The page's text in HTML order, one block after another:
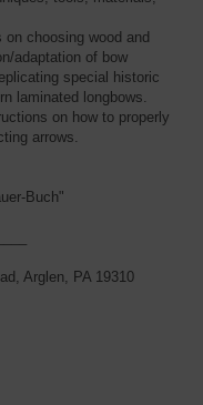
choosing wood and
adaptation of bow
special historic
laminated longbows.
on how to properly
arrows.
Buch"
Arglen, PA 19310